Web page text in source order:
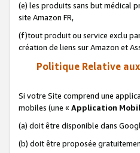
(e) les produits sans but médical
site Amazon FR,
(f)tout produit ou service exclu
création de liens sur Amazon et
Politique Relative
Si votre Site comprend une
mobiles (une « Application
(a) doit être disponible dans
(b) doit être proposée